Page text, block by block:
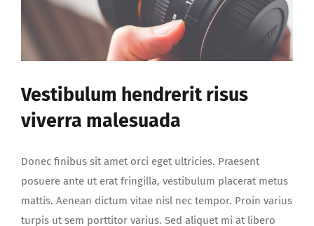
Vestibulum hendrerit risus
viverra malesuada
Donec finibus sit amet orci eget ultricies. Praesent
posuere ante ut erat fringilla, vestibulum placerat metus
mattis. Aenean dictum vitae nisl nec tempor. Proin varius
turpis ut sem porttitor varius. Sed aliquet mi at libero